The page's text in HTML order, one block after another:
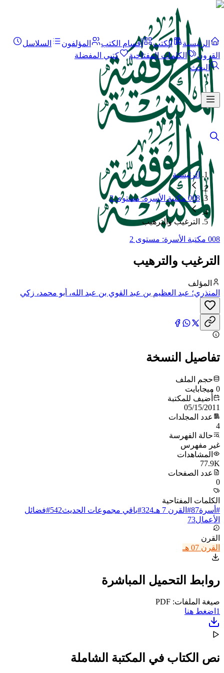
الرئيسية الكتب أقسام الكتب المؤلفون
السلاسل
القرون
الكلمات المفتاحية
كتبي المفضلة
البحث
الرئيسية
008 مكتبة الأسرة: مستوى 2
الترغيب والترهيب
008 مكتبة الأسرة: مستوى 2
الترغيب والترهيب
المؤلف
المنذري؛ عبد العظيم بن عبد القوي بن عبد الله، أبو محمد، زكي
الدين المنذري
تفاصيل النسخة
حجم الملف
0 ميجابايت
أُضيف للمكتبة
05/15/2011
عدد المجلدات
4
حالة الفهرسة
غير مفهرس
المشاهدات
77.9K
عدد الصفحات
0
الكلمات المفتاحية
# أسرة87
# القرن 7 هـ 324
#باقي مجموعات الحديث542
#فضائل
الأعمال73
القرن
القرن 07 هـ
روابط التحميل المباشرة
صيغة الملفات: PDF
1 اضغط هنا
نص الكتاب في المكتبة الشاملة